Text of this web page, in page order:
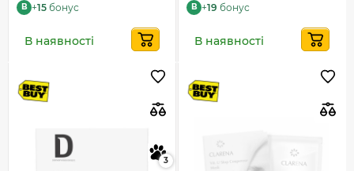
B +15 бонус
В наявності
B +19 бонус
В наявності
3